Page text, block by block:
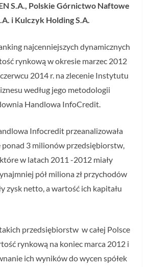
S.A., Polskie Górnictwo Naftowe
i Kulczyk Holding S.A.
najcenniejszych dynamicznych
rynkową w okresie marzec 2012
2014 r. na zlecenie Instytutu
według jego metodologii
Handlowa InfoCredit.
Infocredit przeanalizowała
3 milionów przedsiębiorstw,
w latach 2011 -2012 miały
pół miliona zł przychodów
zysk netto, a wartość ich kapitału
przedsiębiorstw w całej Polsce
rynkową na koniec marca 2012 i
ich wyników do wycen spółek